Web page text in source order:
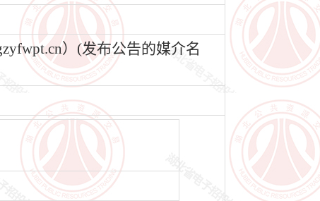
）(发布公告的媒介名